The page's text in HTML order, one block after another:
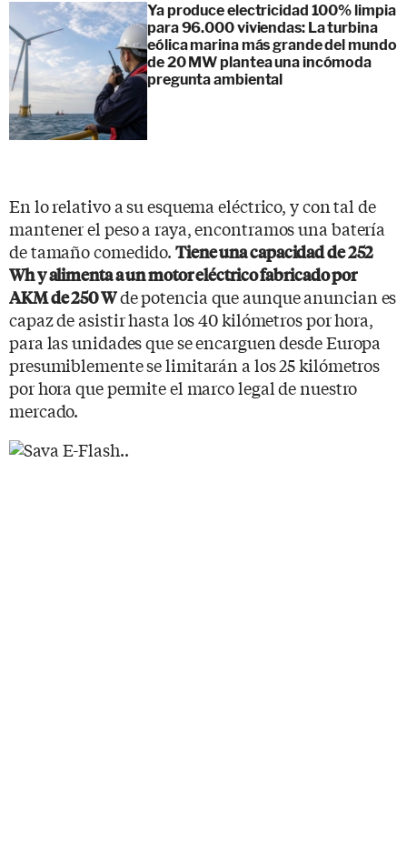
Ya produce electricidad 100% limpia
para 96.000 viviendas: La turbina
eólica marina más grande del mundo
de 20 MW plantea una incómoda
pregunta ambiental
En lo relativo a su esquema eléctrico, y con tal de
mantener el peso a raya, encontramos una batería
de tamaño comedido. Tiene una capacidad de 252
Wh y alimenta a un motor eléctrico fabricado por
AKM de 250 Wde potencia que aunque anuncian es
capaz de asistir hasta los 40 kilómetros por hora,
para las unidades que se encarguen desde Europa
presumiblemente se limitarán a los 25 kilómetros
por hora que permite el marco legal de nuestro
mercado.